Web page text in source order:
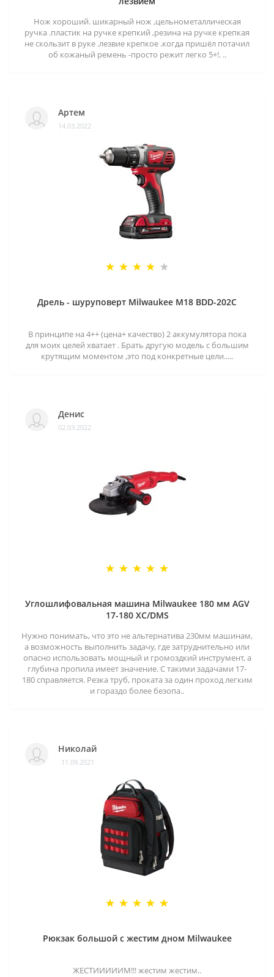
Нож хороший. шикарный нож ,цельнометаллическая
ручка .пластик на ручке крепкий ,резина на ручке крепкая
не скользит в руке .лезвие крепкое .когда пришёл потачил
об кожаный ремень -просто режит легко 5+!. ..
Артем
14.03.2022
Дрель - шуруповерт Milwaukee M18 BDD-202C
В принципе на 4++ (цена+ качество) 2 аккумулятора пока
для моих целей хватает . Брать другую модель с большим
крутящим моментом ,это под конкретные цели.....
Денис
02.03.2022
Углошлифовальная машина Milwaukee 180 мм AGV
17-180 XC/DMS
Нужно понимать, что это не альтернатива 230мм машинам,
а возможность выполнить задачу, где затруднительно или
опасно использовать мощный и громоздкий инструмент, а
глубина пропила имеет значение. С такими задачами 17-
180 справляется. Резка труб, проката за один проход легким
и гораздо более безопа..
Николай
11.09.2021
Рюкзак большой с жестим дном Milwaukee
ЖЕСТИИИИИМ!!! жестим жестим..